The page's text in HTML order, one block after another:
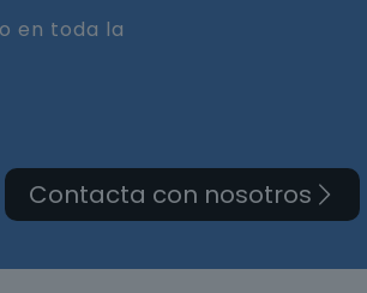
en toda la
Contacta con nosotros